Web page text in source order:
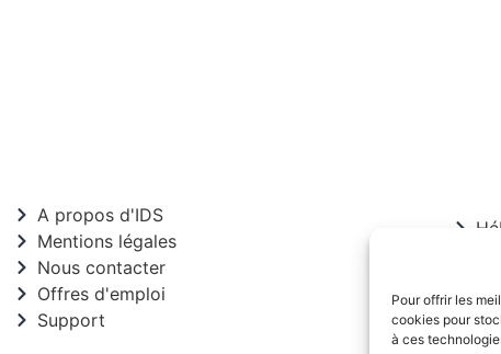
Pour offrir les
cookies pour
à ces
A propos d'IDS
Mentions légales
Nous contacter
Offres d'emploi
Support